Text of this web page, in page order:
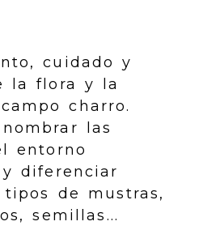
cuidado y
la flora y la
charro.
las
entorno
diferenciar
de mustras,
semillas...